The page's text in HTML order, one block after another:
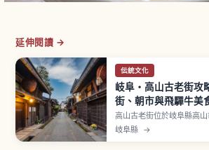
延伸閱讀 →
伝統文化
岐阜・高山古老街攻
街、朝市與飛驒牛美
高山古老街位於岐阜縣高
傳統的建造物群保存地區」
岐阜縣 →